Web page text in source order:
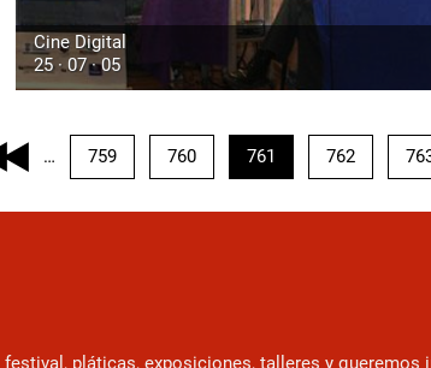
Cine Digital
25 · 07 · 05
… Page
759 Page
760
Página
761 Page
762
pláticas, exposiciones, talleres y queremos